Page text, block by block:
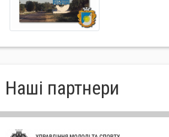
Нашi партнери